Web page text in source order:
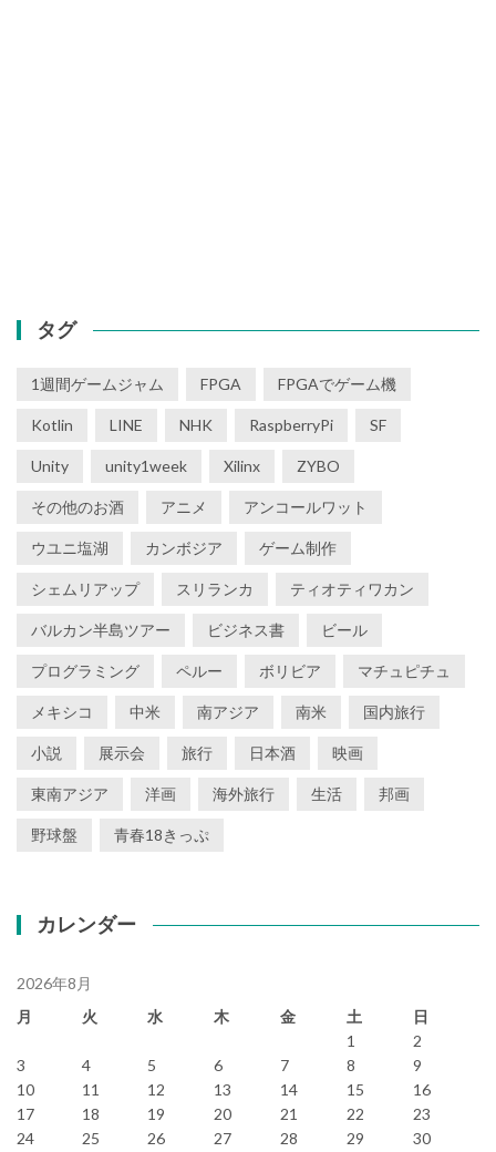
タグ
1週間ゲームジャム FPGA FPGAでゲーム機
Kotlin LINE NHK RaspberryPi SF
Unity unity1week Xilinx ZYBO
その他のお酒 アニメ アンコールワット
ウユニ塩湖 カンボジア ゲーム制作
シェムリアップ スリランカ ティオティワカン
バルカン半島ツアー ビジネス書 ビール
プログラミング ペルー ボリビア マチュピチュ
メキシコ 中米 南アジア 南米 国内旅行
小説 展示会 旅行 日本酒 映画
東南アジア 洋画 海外旅行 生活 邦画
野球盤 青春18きっぷ
カレンダー
2026年8月
月
火 水 木 金 土
日
1
2
3
4 5 6 7 8
9
10
11 12 13 14 15
16
17
18 19 20 21 22
23
24
25 26 27 28 29
30